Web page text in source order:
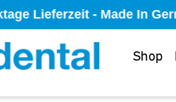
Lieferzeit - Made In
Shop